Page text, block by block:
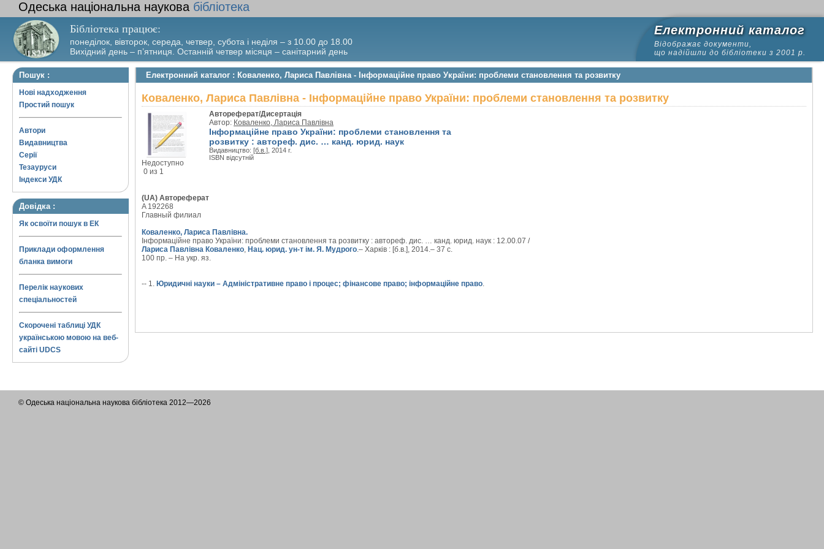
Одеська національна наукова бібліотека
Бібліотека працює:
понеділок, вівторок, середа, четвер, субота і неділя – з 10.00 до 18.00
Вихідний день – п’ятниця. Останній четвер місяця – санітарний день
Електронний каталог
Відображає документи,
що надійшли до бібліотеки з 2001 р.
Пошук :
Нові надходження
Простий пошук
Автори
Видавництва
Серії
Тезауруси
Індекси УДК
Довідка :
Як освоїти пошук в ЕК
Приклади оформлення
бланка вимоги
Перелік наукових
спеціальностей
Скорочені таблиці УДК
українською мовою на веб-
сайті UDCS
Електронний каталог : Коваленко, Лариса Павлівна - Інформаційне право України: проблеми становлення та розвитку
Коваленко, Лариса Павлівна - Інформаційне право України: проблеми становлення та розвитку
Недоступно
0 из 1
Автореферат/Дисертація
Автор: Коваленко, Лариса Павлівна
Інформаційне право України: проблеми становлення та
розвитку : автореф. дис. … канд. юрид. наук
Видавництво: [б.в.] , 2014 г.
ISBN відсутній
(UA) Автореферат
A 192268
Главный филиал
Коваленко, Лариса Павлівна.
Інформаційне право України: проблеми становлення та розвитку : автореф. дис. … канд. юрид. наук : 12.00.07 /
Лариса Павлівна Коваленко, Нац. юрид. ун-т ім. Я. Мудрого.– Харків : [б.в.], 2014.– 37 с.
100 пр. – На укр. яз.
-- 1. Юридичні науки – Адміністративне право і процес; фінансове право; інформаційне право.
© Одеська національна наукова бібліотека 2012—2026